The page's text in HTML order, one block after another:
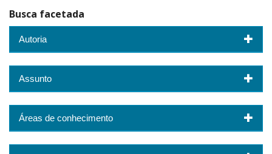
Busca facetada
Autoria
Assunto
Áreas de conhecimento